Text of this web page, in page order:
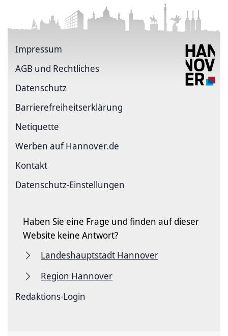
Impressum
AGB und Rechtliches
Datenschutz
Barriere­freiheits­erklärung
Netiquette
Werben auf Hannover.de
Kontakt
Datenschutz-Einstellungen
Haben Sie eine Frage und finden auf dieser
Website keine Antwort?
Landeshauptstadt Hannover
Region Hannover
Redaktions-Login